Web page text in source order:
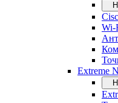
Wi-
Extreme